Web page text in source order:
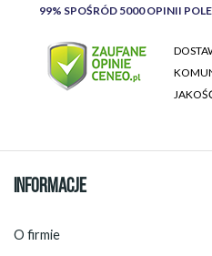
99% SPOŚRÓD 5000 OPINII
INFORMACJE
O firmie